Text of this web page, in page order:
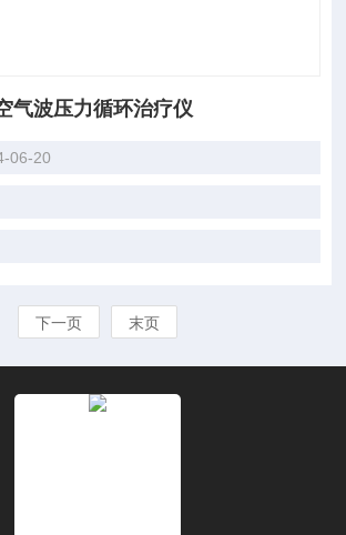
气波压力循环治疗仪
06-20
下一页 末页